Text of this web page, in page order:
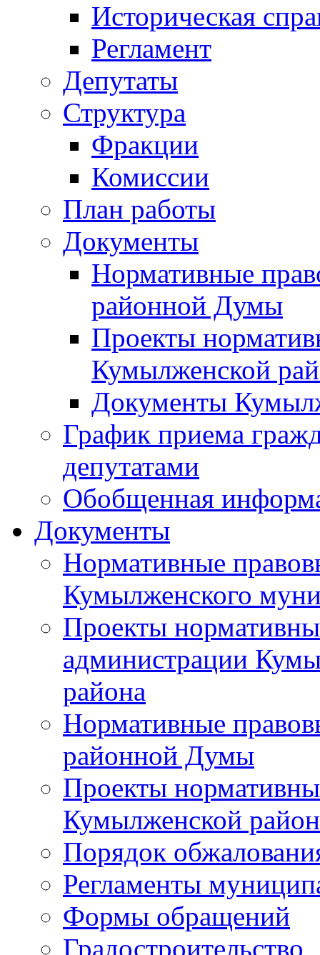
Историческая
Регламент
Депутаты
Структура
Фракции
Комиссии
План работы
Документы
Нормативные
районной Думы
Проекты
Кумылженской
Документы
График приема
депутатами
Обобщенная
Документы
Нормативные
Кумылженского
Проекты
администрации
района
Нормативные
районной Думы
Проекты
Кумылженской
Порядок
Регламенты
Формы обращений
Градостроительство